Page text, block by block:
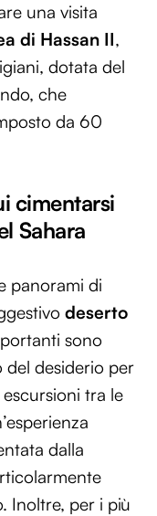
una visita
di Hassan II,
dotata del
che
da 60
cimentarsi
Sahara
panorami di
deserto
sono
del desiderio per
tra le
dalla
Inoltre, per i più